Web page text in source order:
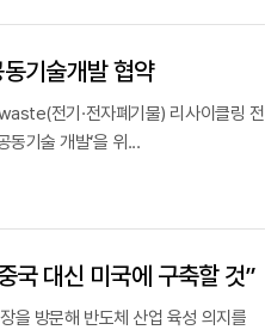
기술개발 협약
전기·전자폐기물) 리사이클링 전
동기술 개발‘을 위...
국 대신 미국에 구축할 것”
을 방문해 반도체 산업 육성 의지를